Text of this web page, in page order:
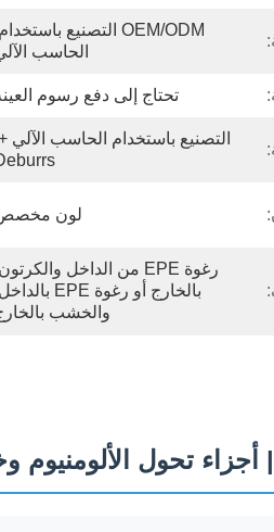
الحاسب
تحتاج إلى دفع رسوم
لون
والخشب
أجزاء تحول